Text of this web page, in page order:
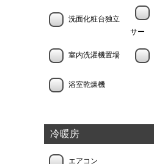
洗面化粧台独立
サー
室内洗濯機置場
浴室乾燥機
冷暖房
エアコン